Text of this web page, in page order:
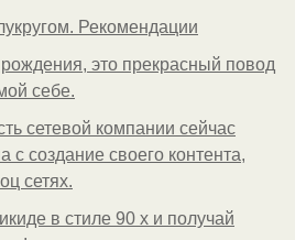
Рекомендации
это прекрасный повод
себе.
сетевой компании сейчас
с создание своего контента,
сетях.
в стиле 90 х и получай